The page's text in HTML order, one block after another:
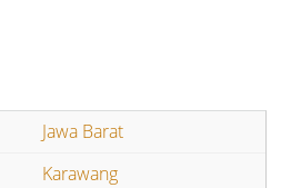
Jawa Barat
Karawang